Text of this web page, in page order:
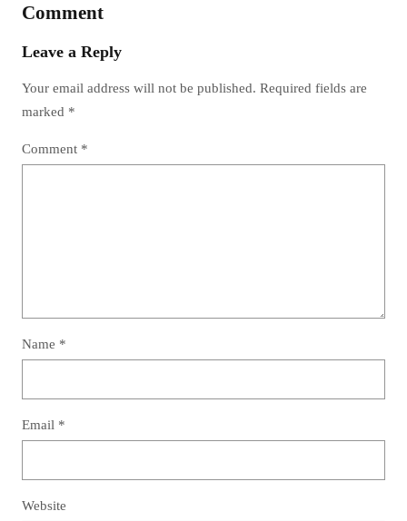
Comment
Leave a Reply
Your email address will not be published. Required fields are
marked *
Comment *
Name *
Email *
Website